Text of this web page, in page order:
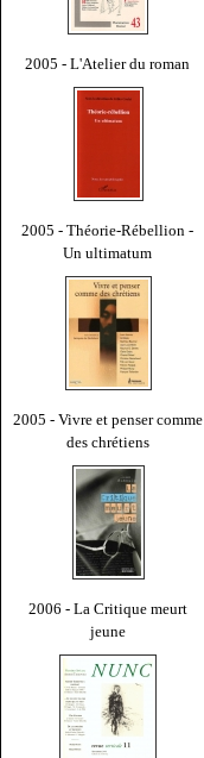
2005 - L'Atelier du roman
2005 - Théorie-Rébellion -
Un ultimatum
2005 - Vivre et penser comme
des chrétiens
2006 - La Critique meurt
jeune